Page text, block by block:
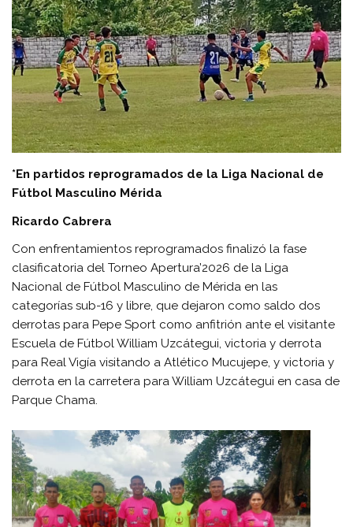
*En partidos reprogramados de la Liga Nacional de
Fútbol Masculino Mérida
Ricardo Cabrera
Con enfrentamientos reprogramados finalizó la fase
clasificatoria del Torneo Apertura’2026 de la Liga
Nacional de Fútbol Masculino de Mérida en las
categorías sub-16 y libre, que dejaron como saldo dos
derrotas para Pepe Sport como anfitrión ante el visitante
Escuela de Fútbol William Uzcátegui, victoria y derrota
para Real Vigía visitando a Atlético Mucujepe, y victoria y
derrota en la carretera para William Uzcátegui en casa de
Parque Chama.